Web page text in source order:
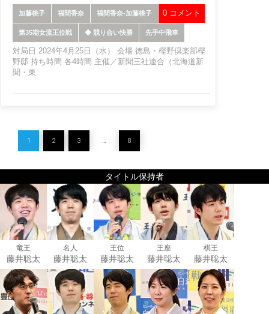
加藤桃子 福間香奈 福間香奈-加藤桃子
第35期女流王位戦 ◆ 競り合い快勝 先手中飛車
0 コメント
対局日 2024年4月25日（水） 会場 徳島・樫野倶楽部樫
野邸 持ち時間 各4時間 主催／新聞三社連合（北海道新
聞・東
1 2 3 … 8
タイトル保持者
竜王
藤井聡太
名人
藤井聡太
王位
藤井聡太
王座
藤井聡太
棋王
藤井聡太